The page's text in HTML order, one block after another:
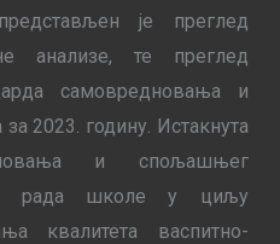
је преглед
анализе, те преглед
самовредновања и
2023. годину. Истакнута
и спољашњег
рада школе у циљу
квалитета васпитно-